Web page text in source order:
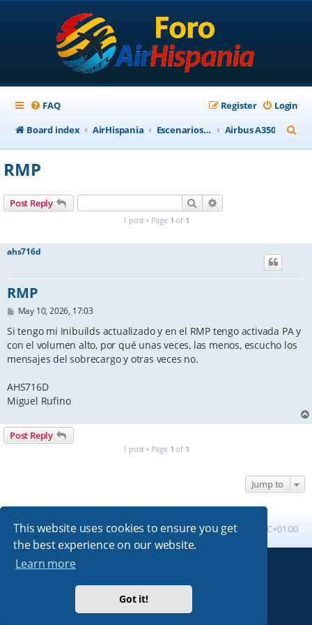
This website uses cookies to ensure you get
the best experience on our website.
Learn more
Got it!
FAQ Login
Register
Board index
AirHispania Escenarios, Aviones, Paneles Airbus A350
e
RMP
Post Reply Search
1 post • Page 1 of 1
ahs716d
RMP
P
s
May 10, 2026, 17:03
Si tengo mi Inibuilds actualizado y en el RMP tengo activada PA y
con el volumen alto, por qué unas veces, las menos, escucho los
mensajes del sobrecargo y otras veces no.
AHS716D
Miguel Rufino
Post Reply
1 post • Page 1 of 1
Jump to
Board index All times are UTC+01:00
Absolution style by
Premium phpBB Styles